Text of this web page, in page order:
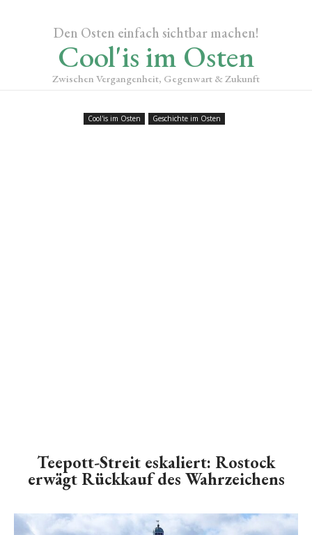
Den Osten einfach sichtbar machen!
Cool'is im Osten
Zwischen Vergangenheit, Gegenwart & Zukunft
Cool'is im Osten Geschichte im Osten
Teepott-Streit eskaliert: Rostock
erwägt Rückkauf des Wahrzeichens